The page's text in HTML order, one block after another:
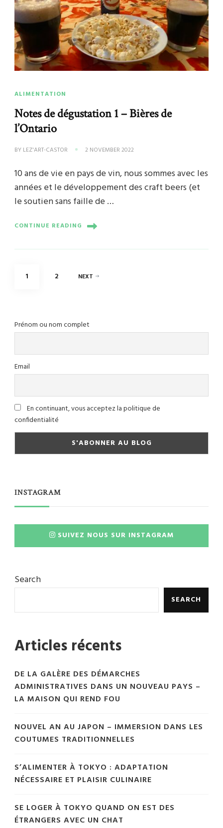
ALIMENTATION
Notes de dégustation 1 – Bières de
l’Ontario
BY LEZ'ART-CASTOR 2 NOVEMBER 2022
10 ans de vie en pays de vin, nous sommes avec les
années et le développement des craft beers (et
le soutien sans faille de …
CONTINUE READING
Posts
PAGE
1 PAGE
2 NEXT
Prénom ou nom complet
Email
En continuant, vous acceptez la politique de
confidentialité
INSTAGRAM
SUIVEZ NOUS SUR INSTAGRAM
Search
SEARCH
Articles récents
DE LA GALÈRE DES DÉMARCHES
ADMINISTRATIVES DANS UN NOUVEAU PAYS –
LA MAISON QUI REND FOU
NOUVEL AN AU JAPON – IMMERSION DANS LES
COUTUMES TRADITIONNELLES
S’ALIMENTER À TOKYO : ADAPTATION
NÉCESSAIRE ET PLAISIR CULINAIRE
SE LOGER À TOKYO QUAND ON EST DES
ÉTRANGERS AVEC UN CHAT